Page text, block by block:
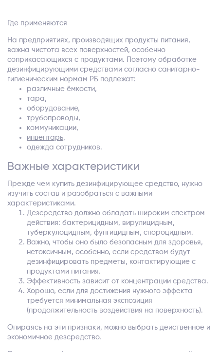
Где применяются
На предприятиях, производящих продукты питания,
важна чистота всех поверхностей, особенно
соприкасающихся с продуктами. Поэтому обработке
дезинфицирующими средствами согласно санитарно-
гигиеническим нормам РБ подлежат:
различные ёмкости,
тара,
оборудование,
трубопроводы,
коммуникации,
инвентарь,
одежда сотрудников.
Важные характеристики
Прежде чем купить дезинфицирующее средство, нужно
изучить состав и разобраться с важными
характеристиками.
Дезсредство должно обладать широким спектром
действия: бактерицидным, вирулицидным,
туберкулоцидным, фунгицидным, спороцидным.
Важно, чтобы оно было безопасным для здоровья,
нетоксичным, особенно, если средством будут
дезинфицировать предметы, контактирующие с
продуктами питания.
Эффективность зависит от концентрации средства.
Хорошо, если для достижения нужного эффекта
требуется минимальная экспозиция
(продолжительность воздействия на поверхность).
Опираясь на эти признаки, можно выбрать действенное и
экономичное дезсредство.